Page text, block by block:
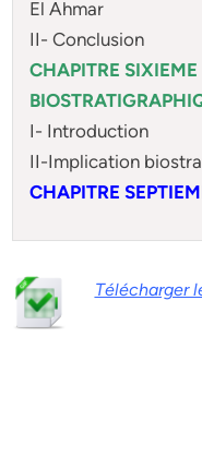
El Ahmar
II- Conclusion
CHAPITRE
I- Introduction
II-Implication
CHAPITRE
Télécharger